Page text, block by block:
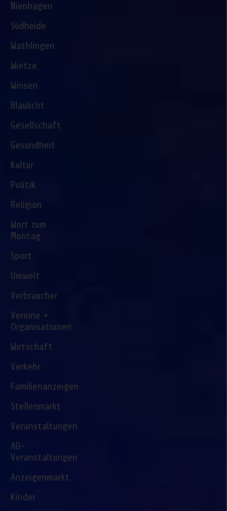
Nienhagen
Südheide
Wathlingen
Wietze
Winsen
Blaulicht
Gesellschaft
Gesundheit
Kultur
Politik
Religion
Wort zum
Montag
Sport
Umwelt
Verbraucher
Vereine +
Organisationen
Wirtschaft
Verkehr
Familienanzeigen
Stellenmarkt
Veranstaltungen
AD-
Veranstaltungen
Anzeigenmarkt
Kinder